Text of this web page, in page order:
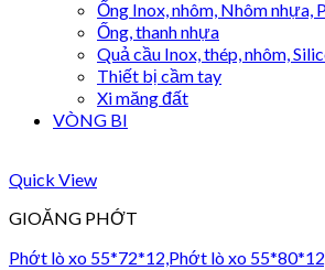
Ống Inox, nhôm, Nhôm nhựa,
Ống, thanh nhựa
Quả cầu Inox, thép, nhôm,
Thiết bị cầm tay
Xi măng đất
VÒNG BI
Quick View
GIOĂNG PHỚT
Phớt lò xo 55*72*12,Phớt lò xo